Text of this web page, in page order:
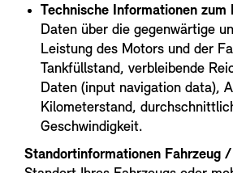
Technische Informationen zum
Daten über die gegenwärtige
Leistung des Motors und der
Tankfüllstand, verbleibende
Daten (input navigation data),
Kilometerstand,
Geschwindigkeit.
Standortinformationen Fahrzeug